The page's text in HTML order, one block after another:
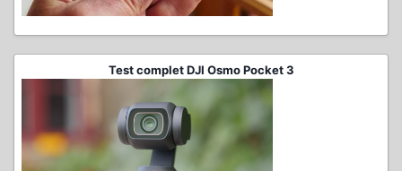
Test complet DJI Osmo Pocket 3